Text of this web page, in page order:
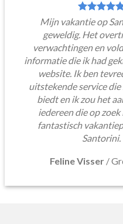
Mijn vakantie op
geweldig. Het
verwachtingen en
informatie die ik had
website. Ik ben
uitstekende service
biedt en ik zou het
iedereen die op zoek
fantastisch
Santorini.
Feline Visser /